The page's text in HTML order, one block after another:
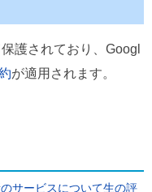
護されており、Googl
が適用されます。
サービスについて生の評